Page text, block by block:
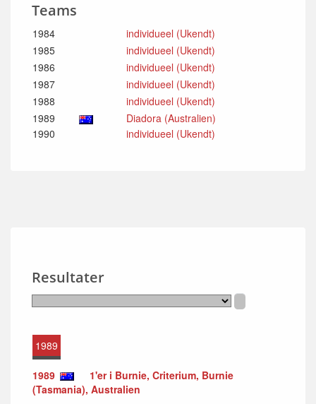
Teams
1984
individueel (Ukendt)
1985
individueel (Ukendt)
1986
individueel (Ukendt)
1987
individueel (Ukendt)
1988
individueel (Ukendt)
1989
Diadora (Australien)
1990
individueel (Ukendt)
Resultater
1989
1989
1'er i Burnie, Criterium, Burnie
(Tasmania), Australien